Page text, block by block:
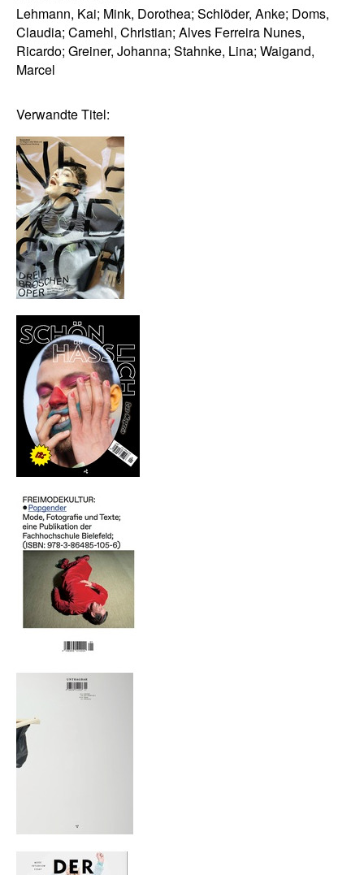
Lehmann, Kai; Mink, Dorothea; Schlöder, Anke; Doms,
Claudia; Camehl, Christian; Alves Ferreira Nunes,
Ricardo; Greiner, Johanna; Stahnke, Lina; Waigand,
Marcel
Verwandte Titel: